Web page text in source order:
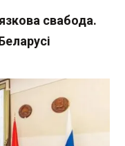
свабода.